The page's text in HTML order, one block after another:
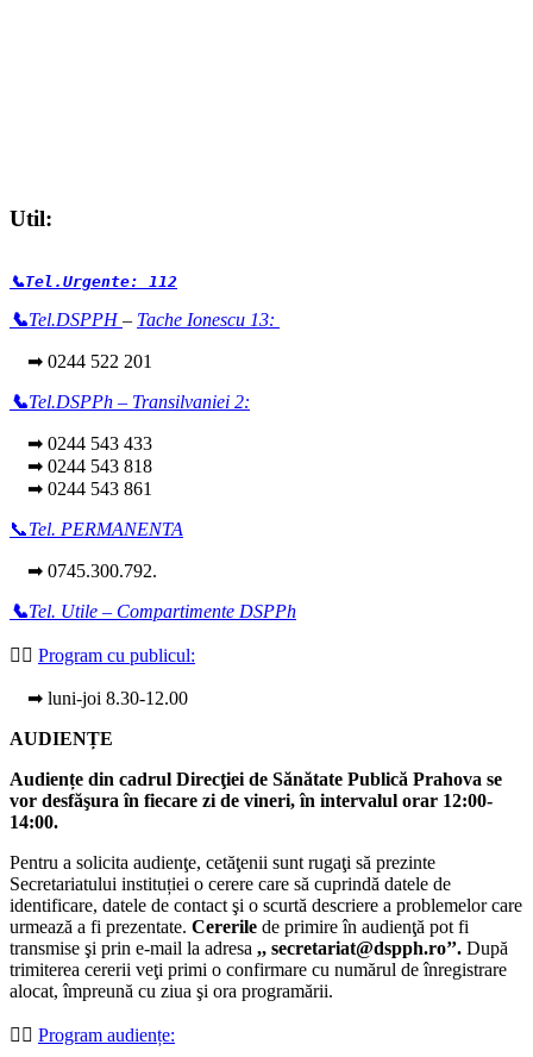
Util:
📞Tel.Urgente: 112
📞Tel.DSPPH– Tache Ionescu 13:
➡ 0244 522 201
📞Tel.DSPPh – Transilvaniei 2:
➡ 0244 543 433
➡ 0244 543 818
➡ 0244 543 861
📞Tel. PERMANENTA
➡ 0745.300.792.
📞Tel. Utile – Compartimente DSPPh
👩‍⚕️ Program cu publicul:
➡ luni-joi 8.30-12.00
AUDIENȚE
Audiențe din cadrul Direcţiei de Sănătate Publică Prahova se
vor desfăşura în fiecare zi de vineri, în intervalul orar 12:00-
14:00.
Pentru a solicita audienţe, cetăţenii sunt rugaţi să prezinte
Secretariatului instituției o cerere care să cuprindă datele de
identificare, datele de contact şi o scurtă descriere a problemelor care
urmează a fi prezentate. Cererile de primire în audienţă pot fi
transmise şi prin e-mail la adresa ,, secretariat@dspph.ro’’. După
trimiterea cererii veţi primi o confirmare cu numărul de înregistrare
alocat, împreună cu ziua şi ora programării.
👩‍⚕️ Program audiențe: